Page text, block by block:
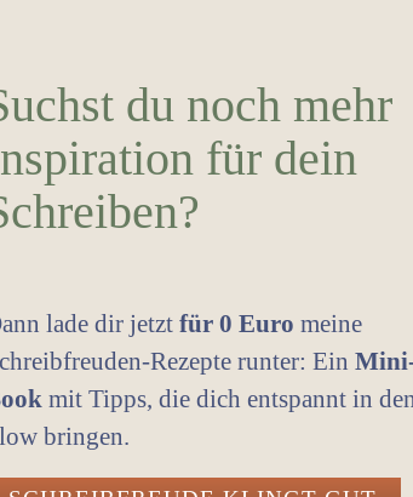
du noch mehr
für dein
lade dir jetztfür 0 Euro meine
Rezepte runter: Ein
mit Tipps, die dich entspannt in den
bringen.